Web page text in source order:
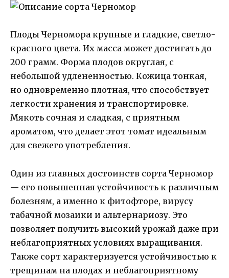
Плоды Черномора крупные и гладкие, светло-
красного цвета. Их масса может достигать до
200 грамм. Форма плодов округлая, с
небольшой удлененностью. Кожица тонкая,
но одновременно плотная, что способствует
легкости хранения и транспортировке.
Мякоть сочная и сладкая, с приятным
ароматом, что делает этот томат идеальным
для свежего употребления.
Один из главных достоинств сорта Черномор
— его повышенная устойчивость к различным
болезням, а именно к фитофторе, вирусу
табачной мозаики и альтернариозу. Это
позволяет получить высокий урожай даже при
неблагоприятных условиях выращивания.
Также сорт характеризуется устойчивостью к
трещинам на плодах и неблагоприятному